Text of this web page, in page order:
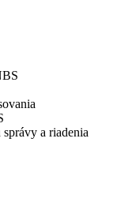
a riadenia